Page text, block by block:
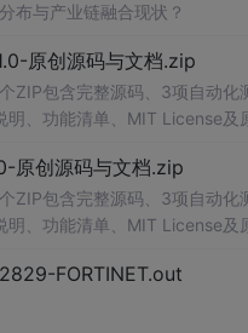
布与产业链融合现状？
原创源码与文档.zip
ZIP包含完整源码、3项自动
、功能清单、MIT License
。适合前端开发、AI应用工程
原创源码与文档.zip
ZIP包含完整源码、3项自动
、功能清单、MIT License
。适合前端开发、AI应用工程
FORTINET.out